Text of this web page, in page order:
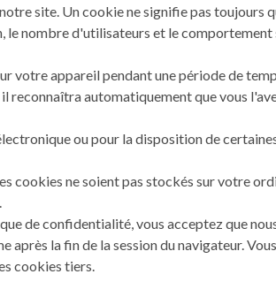
site. Un cookie ne signifie pas toujours
nombre d'utilisateurs et le
votre appareil pendant une période de
reconnaîtra automatiquement que vous
ou pour la disposition de
cookies ne soient pas stockés sur votre
de confidentialité, vous acceptez que
la fin de la session du navigateur.
cookies tiers.